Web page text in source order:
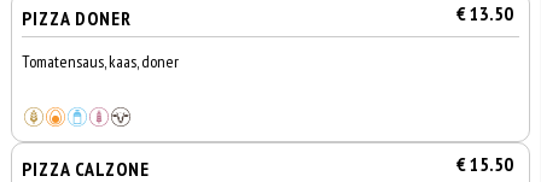
PIZZA DONER € 13.50
Tomatensaus, kaas, doner
PIZZA CALZONE € 15.50